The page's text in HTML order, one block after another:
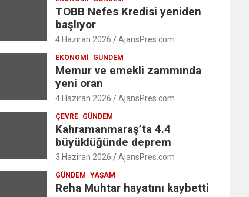
TOBB Nefes Kredisi yeniden
başlıyor
4 Haziran 2026 AjansPres.com
EKONOMI GÜNDEM
Memur ve emekli zammında
yeni oran
4 Haziran 2026 AjansPres.com
ÇEVRE GÜNDEM
Kahramanmaraş’ta 4.4
büyüklüğünde deprem
3 Haziran 2026 AjansPres.com
GÜNDEM YAŞAM
Reha Muhtar hayatını kaybetti